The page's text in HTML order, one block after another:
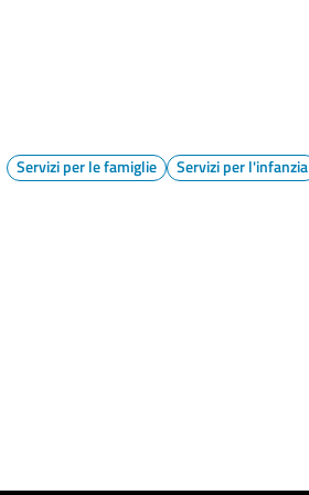
Servizi per le famiglie Servizi per l'infanzia